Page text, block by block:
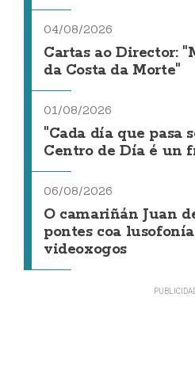
04/08/2026
Cartas ao Director:
da Costa da Morte"
01/08/2026
"Cada día que pasa
Centro de Día é un
06/08/2026
O camariñán Juan
pontes coa
videoxogos